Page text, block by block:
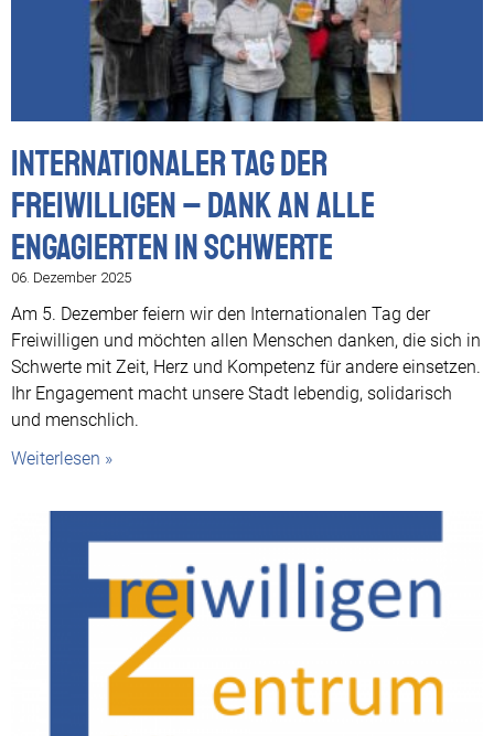
Internationaler Tag der
Freiwilligen – Dank an alle
Engagierten in Schwerte
06. Dezember 2025
Am 5. Dezember feiern wir den Internationalen Tag der
Freiwilligen und möchten allen Menschen danken, die sich in
Schwerte mit Zeit, Herz und Kompetenz für andere einsetzen.
Ihr Engagement macht unsere Stadt lebendig, solidarisch
und menschlich.
Weiterlesen »